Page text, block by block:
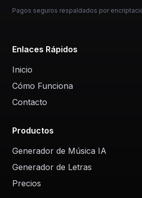
Pagos seguros respaldados por
Enlaces Rápidos
Inicio
Cómo Funciona
Contacto
Productos
Generador de Música IA
Generador de Letras
Precios